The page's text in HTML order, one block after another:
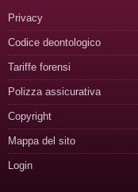
Privacy
Codice deontologico
Tariffe forensi
Polizza assicurativa
Copyright
Mappa del sito
Login